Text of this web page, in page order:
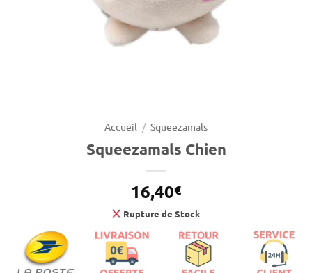
Accueil / Squeezamals
Squeezamals Chien
16,40€
Rupture de Stock